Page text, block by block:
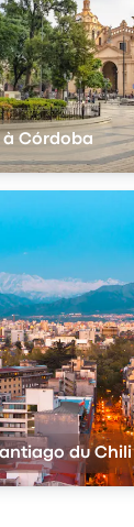
à Córdoba
du Chili